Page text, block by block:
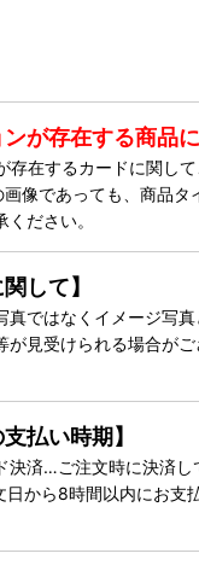
ンが存在する商品に
存在するカードに関し
像であっても、商品タ
ださい。
して】
真ではなくイメージ写
が見受けられる場合が
払い時期】
決済…ご注文時に決済し
から8時間以内にお支